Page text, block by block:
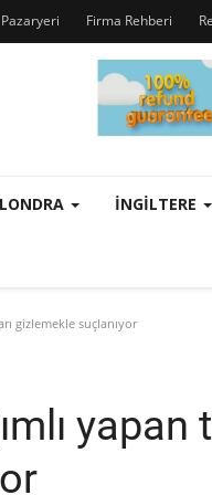
Pazaryeri Firma Rehberi
LONDRA İNGILTERE
gizlemekle suçlanıyor
yapan